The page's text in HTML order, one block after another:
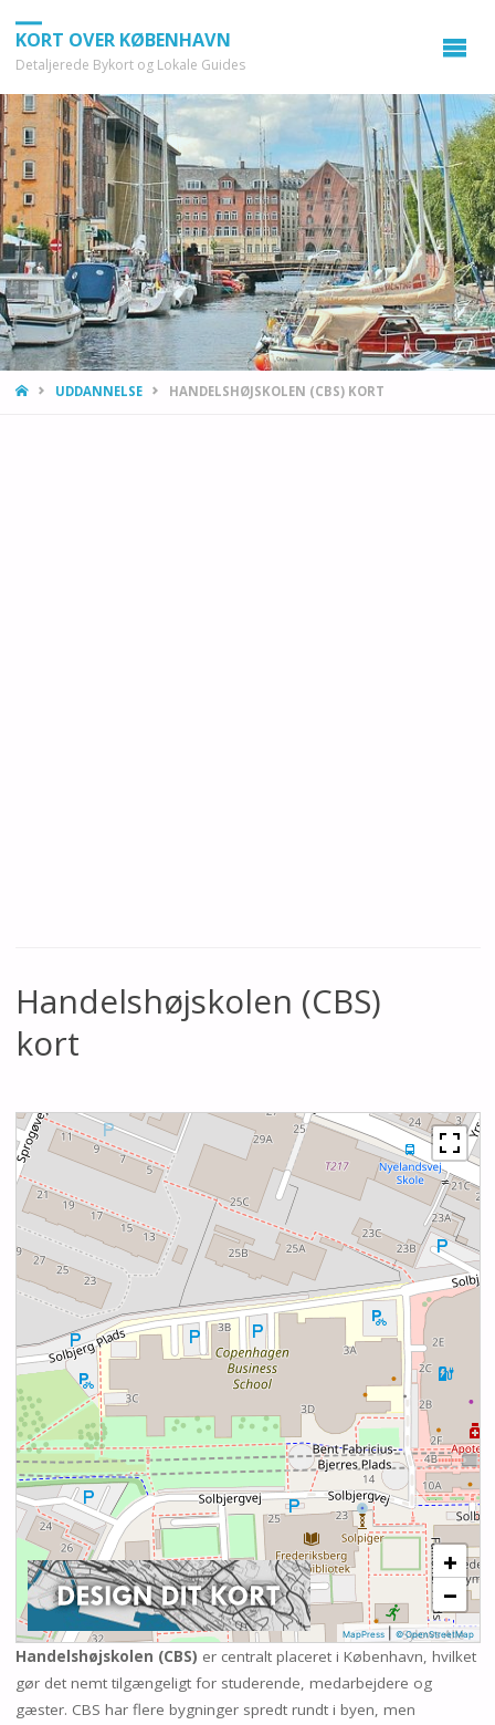
KORT OVER KØBENHAVN
Detaljerede Bykort og Lokale Guides
HOMEUDDANNELSE HANDELSHØJSKOLEN (CBS) KORT
Handelshøjskolen (CBS)
kort
+
−
MapPress| © OpenStreetMap
Handelshøjskolen (CBS) er centralt placeret i København, hvilket
gør det nemt tilgængeligt for studerende, medarbejdere og
gæster. CBS har flere bygninger spredt rundt i byen, men